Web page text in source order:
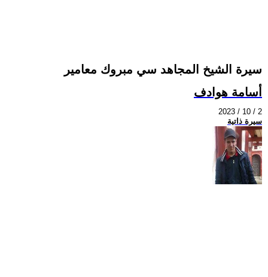
سيرة الشيخ المجاهد سي مبروك معامير
أسامة هوادف
2023 / 10 / 2
سيرة ذاتية